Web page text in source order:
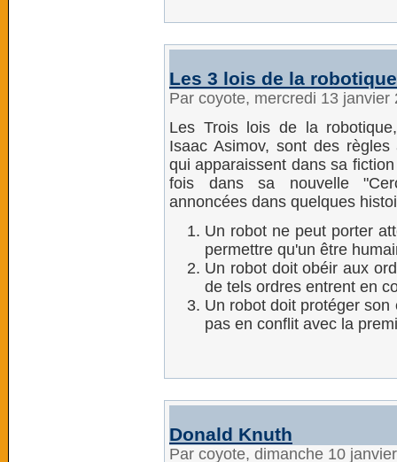
Les 3 lois de la
Par coyote, mercredi 13
Les Trois lois de la
Isaac Asimov, sont des
qui apparaissent dans sa
fois dans sa nouvelle
annoncées dans quelques
Un robot ne peut porter
permettre qu'un être
Un robot doit obéir aux
de tels ordres entrent en
Un robot doit protéger
pas en conflit avec la
Donald Knuth
Par coyote, dimanche 10